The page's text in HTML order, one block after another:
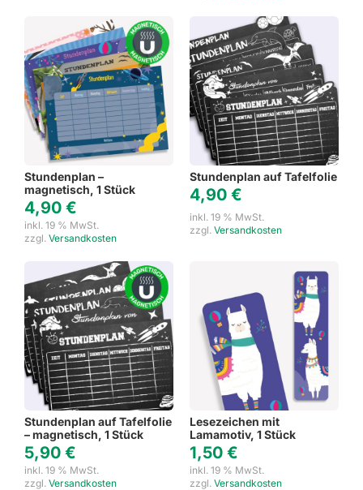
Stundenplan –
magnetisch, 1 Stück
4,90 €
inkl. 19 % MwSt.
zzgl. Versandkosten
Stundenplan auf Tafelfolie
4,90 €
inkl. 19 % MwSt.
zzgl. Versandkosten
Stundenplan auf Tafelfolie
– magnetisch, 1 Stück
5,90 €
inkl. 19 % MwSt.
zzgl. Versandkosten
Lesezeichen mit
Lamamotiv, 1 Stück
1,50 €
inkl. 19 % MwSt.
zzgl. Versandkosten